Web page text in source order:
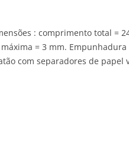
: comprimento total =
= 3 mm.
com separadores de papel